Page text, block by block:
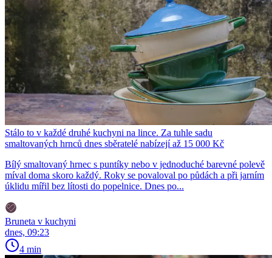
Stálo to v každé druhé kuchyni na lince. Za tuhle sadu
smaltovaných hrnců dnes sběratelé nabízejí až 15 000 Kč
Bílý smaltovaný hrnec s puntíky nebo v jednoduché barevné polevě
míval doma skoro každý. Roky se povaloval po půdách a při jarním
úklidu mířil bez lítosti do popelnice. Dnes po...
Bruneta v kuchyni
dnes, 09:23
4 min